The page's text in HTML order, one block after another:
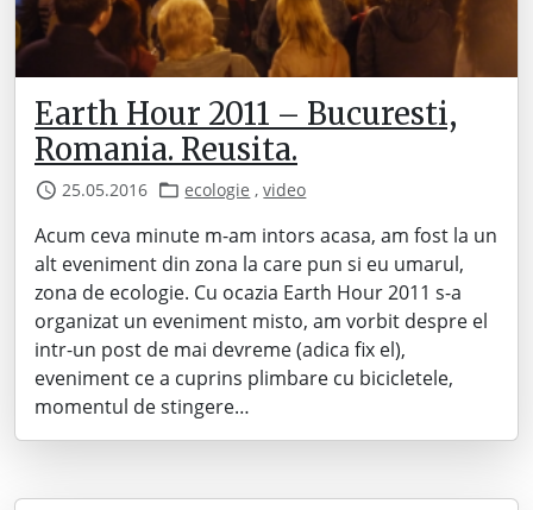
Earth Hour 2011 – Bucuresti,
Romania. Reusita.
25.05.2016 ecologie ,video
Acum ceva minute m-am intors acasa, am fost la un
alt eveniment din zona la care pun si eu umarul,
zona de ecologie. Cu ocazia Earth Hour 2011 s-a
organizat un eveniment misto, am vorbit despre el
intr-un post de mai devreme (adica fix el),
eveniment ce a cuprins plimbare cu bicicletele,
momentul de stingere…